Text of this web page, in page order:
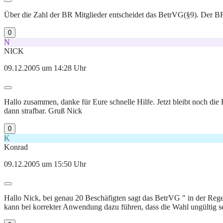
Über die Zahl der BR Mitglieder entscheidet das BetrVG(§9). Der
0
N
NICK
09.12.2005 um 14:28 Uhr
Hallo zusammen, danke für Eure schnelle Hilfe. Jetzt bleibt noch die
dann strafbar. Gruß Nick
0
K
Konrad
09.12.2005 um 15:50 Uhr
Hallo Nick, bei genau 20 Beschäfigten sagt das BetrVG " in der
kann bei korrekter Anwendung dazu führen, dass die Wahl ungültig